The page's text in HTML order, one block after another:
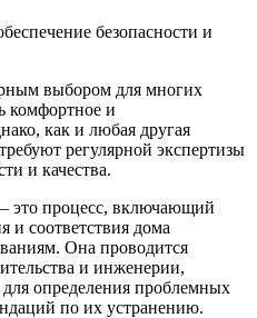
безопасности и
выбором для многих
комфортное и
как и любая другая
регулярной экспертизы
и качества.
это процесс, включающий
и соответствия дома
Она проводится
и инженерии,
определения проблемных
по их устранению.